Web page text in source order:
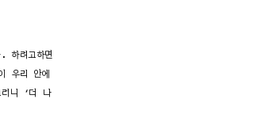
하려고하면
우리 안에
러니 ‘더 나